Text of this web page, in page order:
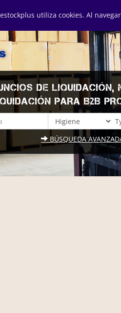
utiliza cookies. Al
DE LIQUIDACIÓN,
PARA B2B
BÚSQUEDA